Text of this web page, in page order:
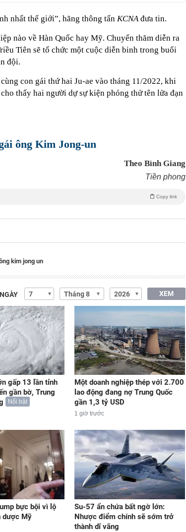
nhất thế giới”, hãng thông tấn KCNAđưa tin.
nào về Hàn Quốc hay Mỹ. Chuyến thăm diễn ra
Tiên sẽ tổ chức một cuộc diễn binh trong buổi
đội.
con gái thứ hai Ju-ae vào tháng 11/2022, khi
thấy hai người dự sự kiện phóng thử tên lửa đạn
ông Kim Jong-un
Theo Bình Giang
Tiền phong
Copy link
kim jong un
XEM
gấp 13 lần tỉnh
gần bờ, Trung
Nổi bật
Một doanh nghiệp thép với 2.700
lao động đang nợ Trung Quốc
gần 1,3 tỷ USD
1 giờ trước
bực bội vì lộ
dược Mỹ
Su-57 ẩn chứa bất ngờ lớn:
Nhược điểm chính sẽ sớm trở
thành dĩ vãng